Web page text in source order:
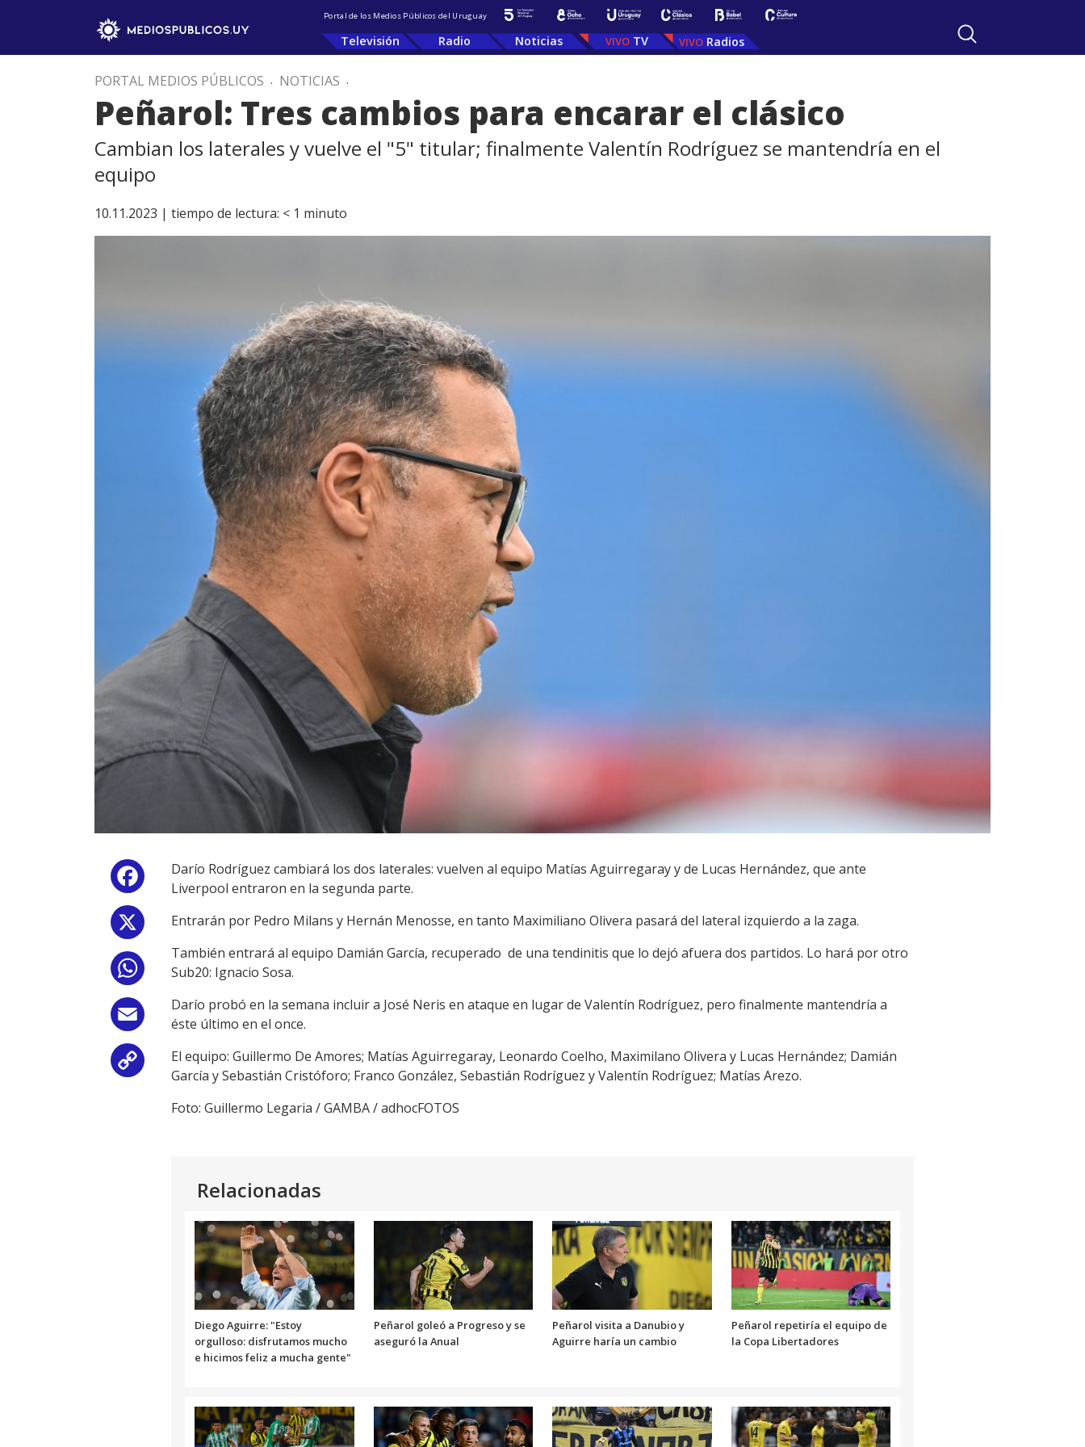
Portal de los Medios Públicos del Uruguay
Televisión Radio Noticias TV Radios
PORTAL MEDIOS PÚBLICOS . NOTICIAS .
Peñarol: Tres cambios para encarar el clásico
Cambian los laterales y vuelve el "5" titular; finalmente Valentín Rodríguez se mantendría en el
equipo
10.11.2023 | tiempo de lectura: < 1 minuto
Facebook
WhatsApp
Email
Copy
Darío Rodríguez cambiará los dos laterales: vuelven al equipo Matías Aguirregaray y de Lucas Hernández, que ante
Liverpool entraron en la segunda parte.
Entrarán por Pedro Milans y Hernán Menosse, en tanto Maximiliano Olivera pasará del lateral izquierdo a la zaga.
También entrará al equipo Damián García, recuperado de una tendinitis que lo dejó afuera dos partidos. Lo hará por otro
Sub20: Ignacio Sosa.
Darío probó en la semana incluir a José Neris en ataque en lugar de Valentín Rodríguez, pero finalmente mantendría a
éste último en el once.
El equipo: Guillermo De Amores; Matías Aguirregaray, Leonardo Coelho, Maximilano Olivera y Lucas Hernández; Damián
García y Sebastián Cristóforo; Franco González, Sebastián Rodríguez y Valentín Rodríguez; Matías Arezo.
Foto: Guillermo Legaria / GAMBA / adhocFOTOS
Relacionadas
Diego Aguirre: "Estoy
orgulloso: disfrutamos mucho
e hicimos feliz a mucha gente"
Peñarol goleó a Progreso y se
aseguró la Anual
Peñarol visita a Danubio y
Aguirre haría un cambio
Peñarol repetiría el equipo de
la Copa Libertadores